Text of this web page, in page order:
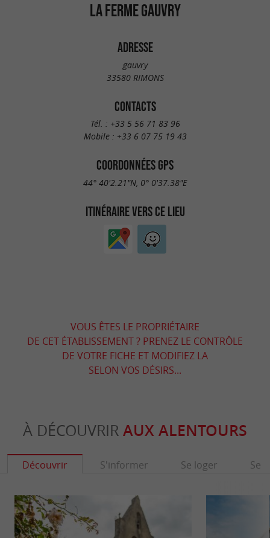
LA FERME GAUVRY
ADRESSE
gauvry
33580 RIMONS
CONTACTS
Tél. : +33 5 56 71 83 96
Mobile : +33 6 07 75 19 43
COORDONNÉES GPS
44° 40'2.21"N, 0° 0'37.38"E
ITINÉRAIRE VERS CE LIEU
VOUS ÊTES LE PROPRIÉTAIRE
DE CET ÉTABLISSEMENT ? PRENEZ LE CONTRÔLE
DE VOTRE FICHE ET MODIFIEZ LA
SELON VOS DÉSIRS...
À DÉCOUVRIR AUX ALENTOURS
Découvrir S'informer Se loger Se